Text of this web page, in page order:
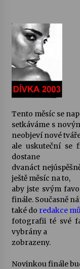
Tento měsíc se
setkáváme s
neobjeví nové
ale uskuteční se
dostane
dvanáct
ještě měsíc na to,
aby jste svým
finále. Současně
také do redakce
fotografii té své
vybrány a
zobrazeny.
Novinkou finále